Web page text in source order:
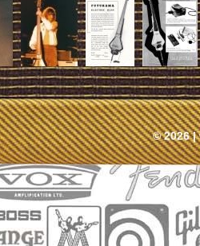
© 2026 |